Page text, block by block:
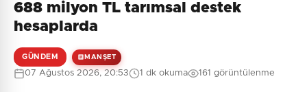
Henüz yorum yapılmamış. İlk yorumu siz yapın!
688 milyon TL tarımsal destek
hesaplarda
GÜNDEM MANŞET
07 Ağustos 2026, 20:53 1 dk okuma 161 görüntülenme